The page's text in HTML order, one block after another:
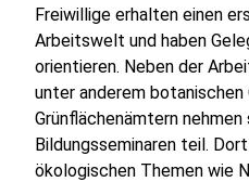
Freiwillige erhalten einen
Arbeitswelt und haben
orientieren. Neben der
unter anderem botanischen
Grünflächenämtern nehmen
Bildungsseminaren teil.
ökologischen Themen wie